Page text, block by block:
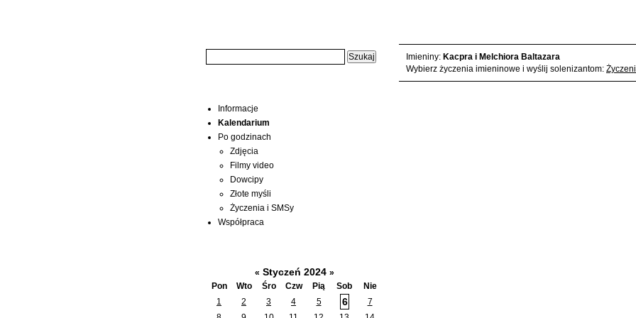
Imieniny: Kacpra i Melchiora Baltazara
Wybierz życzenia imieninowe i wyślij solenizantom:
Informacje
Kalendarium
Po godzinach
Zdjęcia
Filmy video
Dowcipy
Złote myśli
Życzenia i SMSy
Współpraca
« Styczeń 2024 »
Pon
Wto Śro Czw Pią Sob
Nie
1
2 3 4 5 6
7